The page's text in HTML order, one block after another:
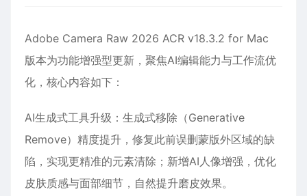
Adobe Camera Raw 2026 ACR v18.3.2 for Mac
版本为功能增强型更新，聚焦AI编辑能力与工作流优
化，核心内容如下：
AI生成式工具升级‌：生成式移除（Generative
Remove）精度提升，修复此前误删蒙版外区域的缺
陷，实现更精准的元素清除；新增AI人像增强，优化
皮肤质感与面部细节，自然提升磨皮效果。